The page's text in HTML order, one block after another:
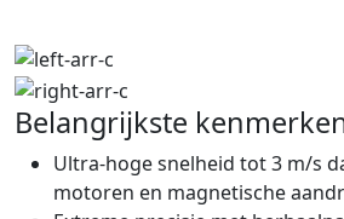
Belangrijkste
Ultra-hoge snelheid tot 3 m/s
motoren en magnetische